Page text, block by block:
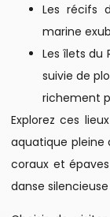
Les récifs
marine
Les îlets du
suivie de
richement
Explorez ces
aquatique pleine
coraux et
danse